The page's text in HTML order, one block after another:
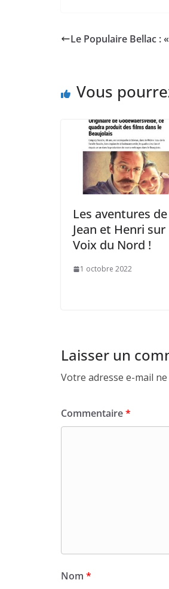
Le Populaire Bellac :
Vous
Les aventures de
Jean et Henri sur
Voix du Nord !
1 octobre 2022
Laisser un
Votre adresse e-mail
Commentaire*
Nom *